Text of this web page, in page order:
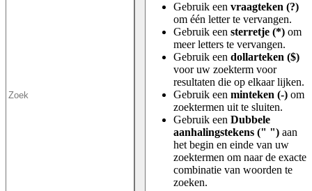
Gebruik een vraagteken (?)
om één letter te vervangen.
Gebruik een sterretje (*) om
meer letters te vervangen.
Gebruik een dollarteken ($)
voor uw zoekterm voor
resultaten die op elkaar lijken.
Gebruik een minteken (-) om
zoektermen uit te sluiten.
Gebruik een Dubbele
aanhalingstekens (" ") aan
het begin en einde van uw
zoektermen om naar de exacte
combinatie van woorden te
zoeken.